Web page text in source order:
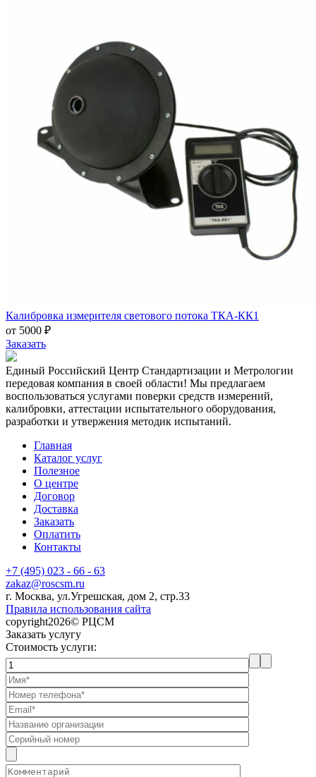
Калибровка измерителя светового потока ТКА-КК1
от 5000 ₽
Заказать
Единый Российский Центр Стандартизации и Метрологии
передовая компания в своей области! Мы предлагаем
воспользоваться услугами поверки средств измерений,
калибровки, аттестации испытательного оборудования,
разработки и утвержения методик испытаний.
Главная
Каталог услуг
Полезное
О центре
Договор
Доставка
Заказать
Оплатить
Контакты
+7 (495) 023 - 66 - 63
zakaz@roscsm.ru
г. Москва, ул.Угрешская, дом 2, стр.33
Правила использования сайта
copyright2026© РЦСМ
Заказать услугу
Стоимость услуги: